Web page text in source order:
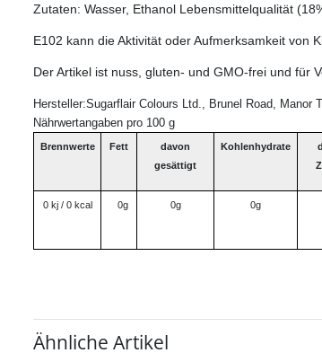
Zutaten: Wasser, Ethanol Lebensmittelqualität
E102 kann die Aktivität oder Aufmerksamkeit von
Der Artikel ist nuss, gluten- und GMO-frei und für
Hersteller:Sugarflair Colours Ltd., Brunel Road,
Nährwertangaben pro 100 g
Brennwerte Fett
davon
gesättigt
Kohlenhydrate
0 kj / 0 kcal 0g 0g 0g
Ähnliche Artikel